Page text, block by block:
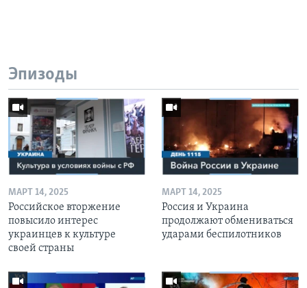
Эпизоды
МАРТ 14, 2025
Российское вторжение
повысило интерес
украинцев к культуре
своей страны
МАРТ 14, 2025
Россия и Украина
продолжают обмениваться
ударами беспилотников